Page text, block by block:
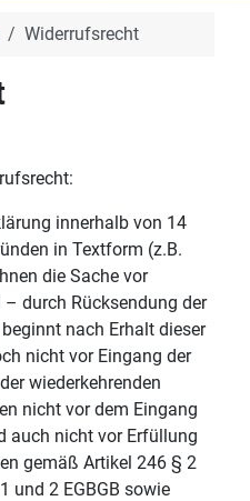
Widerrufsrecht
innerhalb von 14
in Textform (z.B.
die Sache vor
durch Rücksendung der
nach Erhalt dieser
nicht vor Eingang der
wiederkehrenden
nicht vor dem Eingang
auch nicht vor Erfüllung
gemäß Artikel 246 § 2
und 2 EGBGB sowie